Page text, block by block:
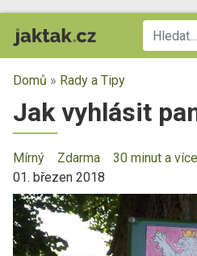
Domů » Rady a Tipy
Jak vyhlásit
Mírný Zdarma
30 minut a více
01. březen 2018